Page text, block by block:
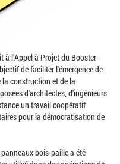
à l'Appel à Projet du Booster-
de faciliter l'émergence de
construction et de la
d'architectes, d'ingénieurs
un travail coopératif
pour la démocratisation de
bois-paille a été